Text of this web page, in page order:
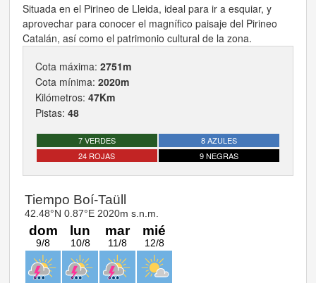
Situada en el Pirineo de Lleida, ideal para ir a esquiar, y
aprovechar para conocer el magnífico paisaje del Pirineo
Catalán, así como el patrimonio cultural de la zona.
Cota máxima:2751m
Cota mínima:2020m
Kilómetros:47Km
Pistas:48
7 VERDES
8 AZULES
24 ROJAS
9 NEGRAS